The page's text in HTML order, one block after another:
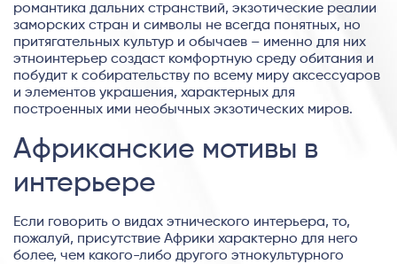
романтика дальних странствий, экзотические реалии
заморских стран и символы не всегда понятных, но
притягательных культур и обычаев – именно для них
этноинтерьер создаст комфортную среду обитания и
побудит к собирательству по всему миру аксессуаров
и элементов украшения, характерных для
построенных ими необычных экзотических миров.
Африканские мотивы в
интерьере
Если говорить о видах этнического интерьера, то,
пожалуй, присутствие Африки характерно для него
более, чем какого-либо другого этнокультурного